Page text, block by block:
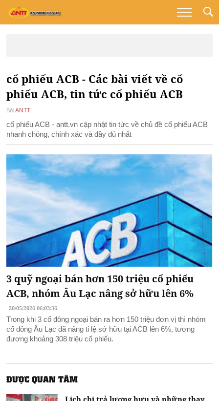
cổ phiếu ACB - Các bài viết về cổ
phiếu ACB, tin tức cổ phiếu ACB
Bởi ANTT
cổ phiếu ACB - antt.vn cập nhật tin tức về chủ đề cổ phiếu ACB
nhanh chóng, chính xác và đầy đủ nhất
3 quỹ ngoại bán hơn 150 triệu cổ phiếu
ACB, nhóm Âu Lạc nâng sở hữu lên 6%
20/05/2026 06:03:36
Trong khi 3 cổ đông ngoại bán ra hơn 150 triệu đơn vị thì nhóm
cổ đông Âu Lạc đã nâng tỉ lệ sở hữu tại ACB lên 6%, tương
đương khoảng 308 triệu cổ phiếu.
ĐƯỢC QUAN TÂM